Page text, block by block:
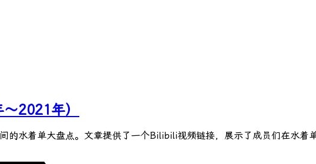
2021年）
水着单大盘点。文章提供了一个Bilibili视频链接，展示了成员们在水着单